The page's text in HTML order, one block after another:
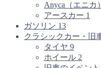
Anyca（エニカ
アースカー 1
ガソリン 13
クラシックカー・旧
タイヤ 9
ホイール 2